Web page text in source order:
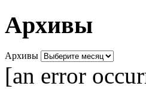
Архивы
Архивы
[an error